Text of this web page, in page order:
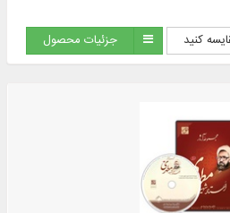
کنید جزئیات محصول